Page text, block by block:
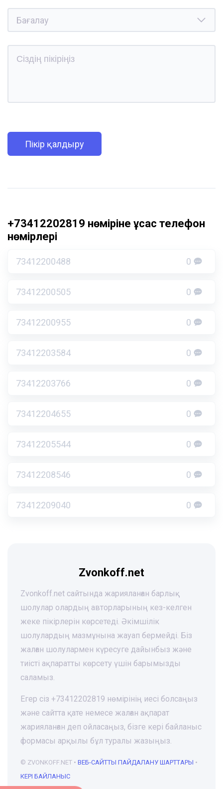
Пікір қалдыру
+73412202819 нөміріне ұқсас телефон
нөмірлері
73412200488 0
73412200505 0
73412200955 0
73412203584 0
73412203766 0
73412204655 0
73412205544 0
73412208546 0
73412209040 0
Zvonkoff.net
Zvonkoff.net сайтында жарияланған барлық
шолулар олардың авторларының кез-келген
жеке пікірлерін көрсетеді. Әкімшілік
шолулардың мазмұнына жауап бермейді. Біз
жалған шолулармен күресуге дайынбыз және
тиісті ақпаратты көрсету үшін барымызды
саламыз.
Егер сіз +73412202819 нөмірінің иесі болсаңыз
және сайтта қате немесе жалған ақпарат
жарияланған деп ойласаңыз, бізге кері байланыс
формасы арқылы бұл туралы жазыңыз.
© ZVONKOFF.NET • ВЕБ-CАЙТТЫ ПАЙДАЛАНУ ШАРТТАРЫ •
КЕРІ БАЙЛАНЫС